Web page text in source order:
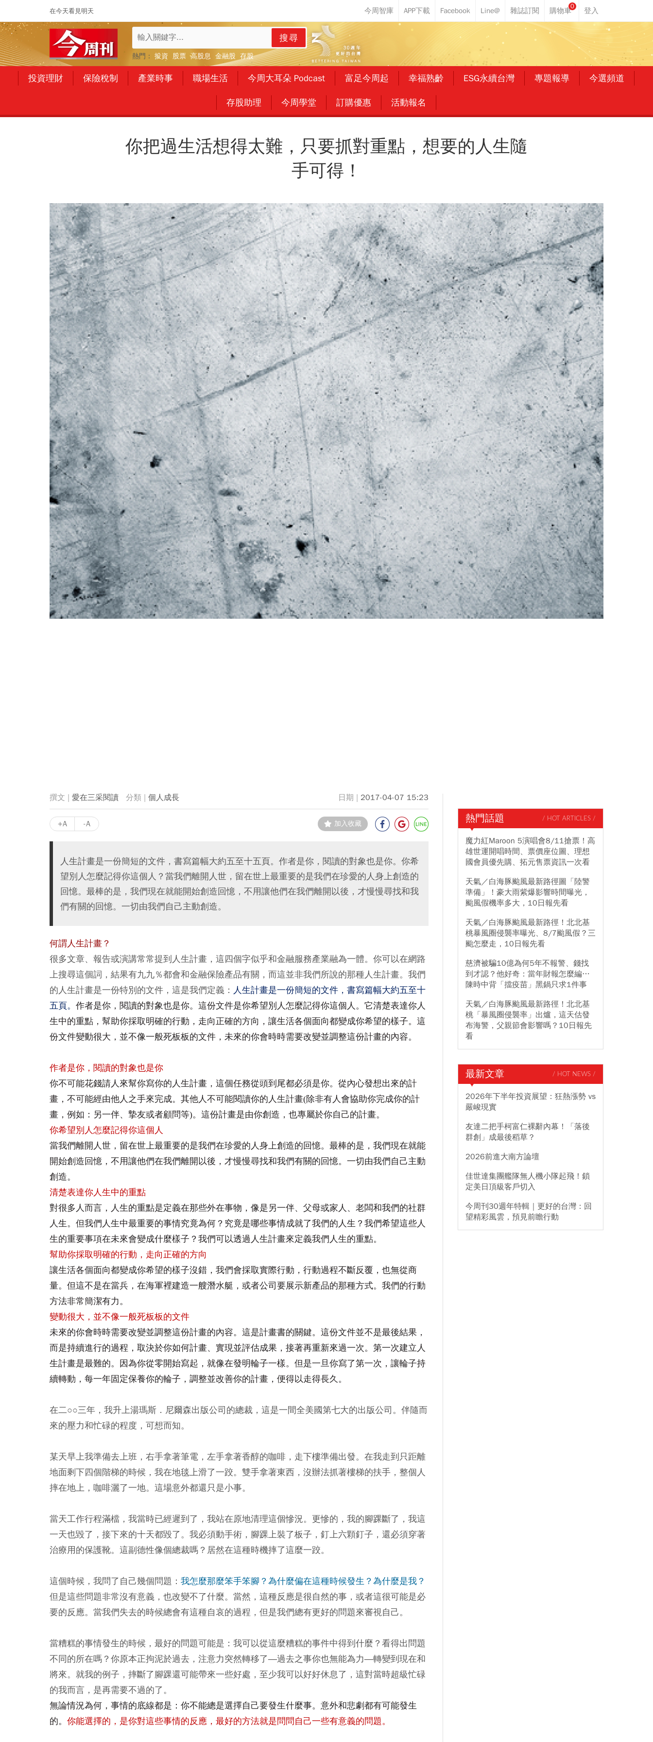
在今天看見明天
0
搜尋
熱門： 投資 股票 高股息 金融股 存股
投資理財 保險稅制 產業時事 職場生活 今周大耳朵 Podcast 富足今周起 幸福熟齡 ESG永續台灣 專題報導 今選頻道
存股助理 今周學堂 訂購優惠 活動報名
你把過生活想得太難，只要抓對重點，想要的人生隨
手可得！
愛在三采閱讀 個人成長 2017-04-07 15:23
+A -A 加入收藏
人生計畫是一份簡短的文件，書寫篇幅大約五至十五頁。作者是你，閱讀的對象也是你。你希
望別人怎麼記得你這個人？當我們離開人世，留在世上最重要的是我們在珍愛的人身上創造的
回憶。最棒的是，我們現在就能開始創造回憶，不用讓他們在我們離開以後，才慢慢尋找和我
們有關的回憶。一切由我們自己主動創造。
何謂人生計畫？
很多文章、報告或演講常常提到人生計畫，這四個字似乎和金融服務產業融為一體。你可以在網路
上搜尋這個詞，結果有九九％都會和金融保險產品有關，而這並非我們所說的那種人生計畫。我們
的人生計畫是一份特別的文件，這是我們定義： 人生計畫是一份簡短的文件，書寫篇幅大約五至十
五頁。 作者是你，閱讀的對象也是你。這份文件是你希望別人怎麼記得你這個人。它清楚表達你人
生中的重點，幫助你採取明確的行動，走向正確的方向，讓生活各個面向都變成你希望的樣子。這
份文件變動很大，並不像一般死板板的文件，未來的你會時時需要改變並調整這份計畫的內容。
作者是你，閱讀的對象也是你
你不可能花錢請人來幫你寫你的人生計畫，這個任務從頭到尾都必須是你。從內心發想出來的計
畫，不可能經由他人之手來完成。其他人不可能閱讀你的人生計畫(除非有人會協助你完成你的計
畫，例如：另一伴、摯友或者顧問等)。這份計畫是由你創造，也專屬於你自己的計畫。
你希望別人怎麼記得你這個人
當我們離開人世，留在世上最重要的是我們在珍愛的人身上創造的回憶。最棒的是，我們現在就能
開始創造回憶，不用讓他們在我們離開以後，才慢慢尋找和我們有關的回憶。一切由我們自己主動
創造。
清楚表達你人生中的重點
對很多人而言，人生的重點是定義在那些外在事物，像是另一伴、父母或家人、老闆和我們的社群
人生。但我們人生中最重要的事情究竟為何？究竟是哪些事情成就了我們的人生？我們希望這些人
生的重要事項在未來會變成什麼樣子？我們可以透過人生計畫來定義我們人生的重點。
幫助你採取明確的行動，走向正確的方向
讓生活各個面向都變成你希望的樣子沒錯，我們會採取實際行動，行動過程不斷反覆，也無從商
量。但這不是在當兵，在海軍裡建造一艘潛水艇，或者公司要展示新產品的那種方式。我們的行動
方法非常簡潔有力。
變動很大，並不像一般死板板的文件
未來的你會時時需要改變並調整這份計畫的內容。這是計畫書的關鍵。這份文件並不是最後結果，
而是持續進行的過程，取決於你如何計畫、實現並評估成果，接著再重新來過一次。第一次建立人
生計畫是最難的。因為你從零開始寫起，就像在發明輪子一樣。但是一旦你寫了第一次，讓輪子持
續轉動，每一年固定保養你的輪子，調整並改善你的計畫，便得以走得長久。
在二○○三年，我升上湯瑪斯．尼爾森出版公司的總裁，這是一間全美國第七大的出版公司。伴隨而
來的壓力和忙碌的程度，可想而知。
某天早上我準備去上班，右手拿著筆電，左手拿著香醇的咖啡，走下樓準備出發。在我走到只距離
地面剩下四個階梯的時候，我在地毯上滑了一跤。雙手拿著東西，沒辦法抓著樓梯的扶手，整個人
摔在地上，咖啡灑了一地。這場意外都還只是小事。
當天工作行程滿檔，我當時已經遲到了，我站在原地清理這個慘況。更慘的，我的腳踝斷了，我這
一天也毀了，接下來的十天都毀了。我必須動手術，腳踝上裝了板子，釘上六顆釘子，還必須穿著
治療用的保護靴。這副德性像個總裁嗎？居然在這種時機摔了這麼一跤。
這個時候，我問了自己幾個問題： 我怎麼那麼笨手笨腳？為什麼偏在這種時候發生？為什麼是我？
但是這些問題非常沒有意義，也改變不了什麼。當然，這種反應是很自然的事，或者這很可能是必
要的反應。當我們失去的時候總會有這種自哀的過程，但是我們總有更好的問題來審視自己。
當糟糕的事情發生的時候，最好的問題可能是：我可以從這麼糟糕的事件中得到什麼？看得出問題
不同的所在嗎？你原本正拘泥於過去，注意力突然轉移了—過去之事你也無能為力—轉變到現在和
將來。就我的例子，摔斷了腳踝還可能帶來一些好處，至少我可以好好休息了，這對當時超級忙碌
的我而言，是再需要不過的了。
無論情況為何，事情的底線都是：你不能總是選擇自己要發生什麼事。意外和悲劇都有可能發生
的。 你能選擇的，是你對這些事情的反應，最好的方法就是問問自己一些有意義的問題。
熱門話題 / HOT ARTICLES /
魔力紅Maroon 5演唱會8/11搶票！高
雄世運開唱時間、票價座位圖、理想
國會員優先購、拓元售票資訊一次看
天氣／白海豚颱風最新路徑圖「陸警
準備」！豪大雨紫爆影響時間曝光，
颱風假機率多大，10日報先看
天氣／白海豚颱風最新路徑！北北基
桃暴風圈侵襲率曝光、8/7颱風假？三
颱怎麼走，10日報先看
慈濟被騙10億為何5年不報警、錢找
到才認？他好奇：當年財報怎麼編…
陳時中背「擋疫苗」黑鍋只求1件事
天氣／白海豚颱風最新路徑！北北基
桃「暴風圈侵襲率」出爐，這天估發
布海警，父親節會影響嗎？10日報先
看
最新文章 / HOT NEWS /
2026年下半年投資展望：狂熱漲勢 vs
嚴峻現實
友達二把手柯富仁裸辭內幕！「落後
群創」成最後稻草？
2026前進大南方論壇
佳世達集團艦隊無人機小隊起飛！鎖
定美日頂級客戶切入
今周刊30週年特輯｜更好的台灣：回
望精彩風雲，預見前瞻行動